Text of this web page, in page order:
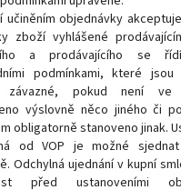
učiněním objednávky
zboží vyhlášené
a prodávajícího se
podmínkami, které
závazné, pokud není ve
výslovně něco jiného či
obligatorně stanoveno jinak.
od VOP je možné
Odchylná ujednání v kupní
před ustanoveními